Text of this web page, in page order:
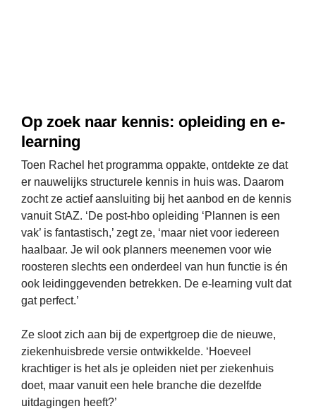
Op zoek naar kennis: opleiding en e-
learning
Toen Rachel het programma oppakte, ontdekte ze dat
er nauwelijks structurele kennis in huis was. Daarom
zocht ze actief aansluiting bij het aanbod en de kennis
vanuit StAZ. ‘De post-hbo opleiding ‘Plannen is een
vak’ is fantastisch,’ zegt ze, ‘maar niet voor iedereen
haalbaar. Je wil ook planners meenemen voor wie
roosteren slechts een onderdeel van hun functie is én
ook leidinggevenden betrekken. De e-learning vult dat
gat perfect.’
Ze sloot zich aan bij de expertgroep die de nieuwe,
ziekenhuisbrede versie ontwikkelde. ‘Hoeveel
krachtiger is het als je opleiden niet per ziekenhuis
doet, maar vanuit een hele branche die dezelfde
uitdagingen heeft?’